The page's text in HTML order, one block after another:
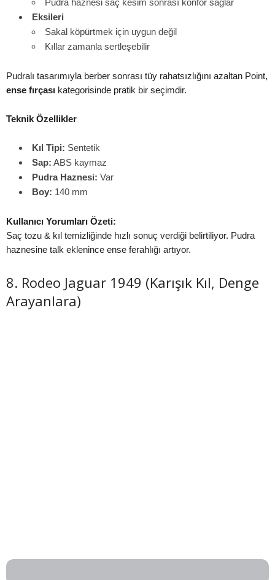
Eksileri
Sakal köpürtmek için uygun değil
Kıllar zamanla sertleşebilir
Pudralı tasarımıyla berber sonrası tüy rahatsızlığını azaltan Point,
ense fırçası kategorisinde pratik bir seçimdir.
Teknik Özellikler
Kıl Tipi: Sentetik
Sap: ABS kaymaz
Pudra Haznesi: Var
Boy: 140 mm
Kullanıcı Yorumları Özeti:
Saç tozu & kıl temizliğinde hızlı sonuç verdiği belirtiliyor. Pudra
haznesine talk eklenince ense ferahlığı artıyor.
8. Rodeo Jaguar 1949 (Karışık Kıl, Denge
Arayanlara)